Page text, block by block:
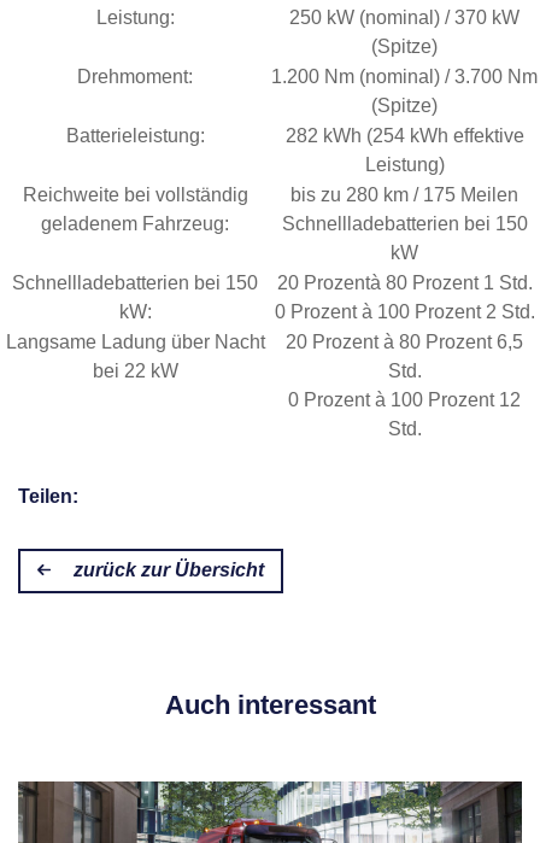
Leistung:
250 kW (nominal) / 370 kW
(Spitze)
Drehmoment:
1.200 Nm (nominal) / 3.700 Nm
(Spitze)
Batterieleistung:
282 kWh (254 kWh effektive
Leistung)
Reichweite bei vollständig
geladenem Fahrzeug:
bis zu 280 km / 175 Meilen
Schnellladebatterien bei 150
kW
Schnellladebatterien bei 150
kW:
20 Prozentà 80 Prozent 1 Std.
0 Prozent à 100 Prozent 2 Std.
Langsame Ladung über Nacht
bei 22 kW
20 Prozent à 80 Prozent 6,5
Std.
0 Prozent à 100 Prozent 12
Std.
Teilen:
zurück zur Übersicht
Auch interessant